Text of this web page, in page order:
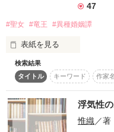
end 2.13
2/13  おまけも完結しまし
8/14  おまけ2も完結しま
夏李花さん、みーーーー
感想ありがとうございます
斎藤 綾音[ Saitou Ayane ]
×
超浮気性で彼女よりも
他の子優先な男の子
風間 朔夜[ Kazama Sakuya
                  浮気性。
47
#聖女 #竜王 #異種婚姻譚
表紙を見る
アルファポリス、ベリー
検索結果
タイトル
キーワード 作家
浮気性
惟織／著